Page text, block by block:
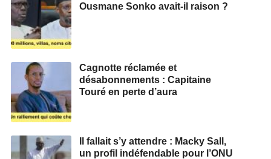
Ousmane Sonko avait-il raison ?
Cagnotte réclamée et
désabonnements : Capitaine
Touré en perte d’aura
Il fallait s’y attendre : Macky Sall,
un profil indéfendable pour l’ONU